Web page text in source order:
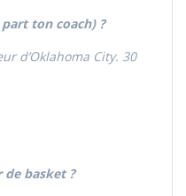
ton coach) ?
d’Oklahoma City. 30
basket ?